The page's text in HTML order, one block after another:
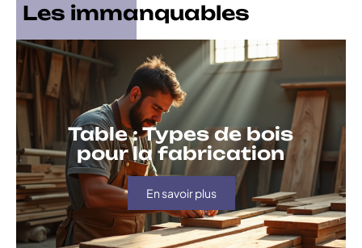
Les immanquables
Table : Types de bois
pour la fabrication
En savoir plus